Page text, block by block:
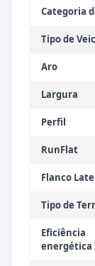
Categoria
Tipo de
Aro
Largura
Perfil
RunFlat
Flanco
Tipo de
Eficiência